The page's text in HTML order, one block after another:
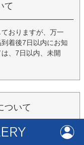
て
おりますが、万一
着後7日以内にお知
、7日以内、未開
ついて
アドレスを登録し